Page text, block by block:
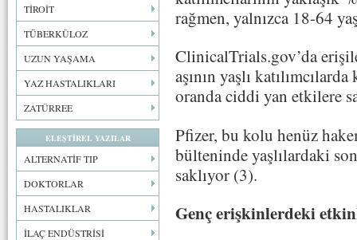
TİROİT
TÜBERKÜLOZ
UZUN YAŞAMA
YAZ HASTALIKLARI
ZATÜRREE
ELEŞTİREL YAZILAR
ALTERNATİF TIP
DOKTORLAR
HASTALIKLAR
İLAÇ ENDÜSTRİSİ
rağmen, yalnızca 18-64
ClinicalTrials.gov’da
aşının yaşlı
oranda ciddi yan etkilere
Pfizer, bu kolu henüz
bülteninde yaşlılardaki
saklıyor (3).
Genç erişkinlerdeki